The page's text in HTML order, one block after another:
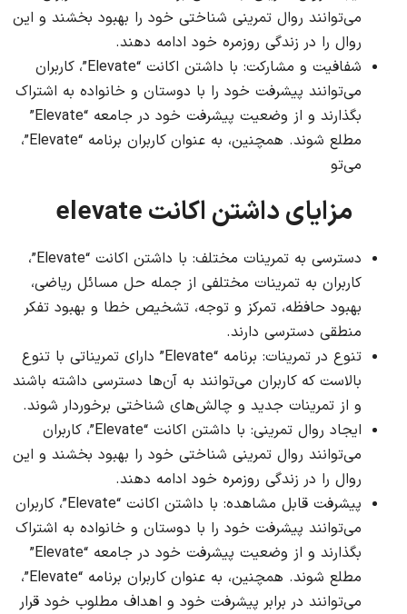
می‌توانند روال تمرینی شناختی خود را بهبود بخشند و این
روال را در زندگی روزمره خود ادامه دهند.
شفافیت و مشارکت: با داشتن اکانت “Elevate”، کاربران
می‌توانند پیشرفت خود را با دوستان و خانواده به اشتراک
بگذارند و از وضعیت پیشرفت خود در جامعه “Elevate”
مطلع شوند. همچنین، به عنوان کاربران برنامه “Elevate”،
می‌تو
مزایای داشتن اکانت elevate
دسترسی به تمرینات مختلف: با داشتن اکانت “Elevate”،
کاربران به تمرینات مختلفی از جمله حل مسائل ریاضی،
بهبود حافظه، تمرکز و توجه، تشخیص خطا و بهبود تفکر
منطقی دسترسی دارند.
تنوع در تمرینات: برنامه “Elevate” دارای تمریناتی با تنوع
بالاست که کاربران می‌توانند به آن‌ها دسترسی داشته باشند
و از تمرینات جدید و چالش‌های شناختی برخوردار شوند.
ایجاد روال تمرینی: با داشتن اکانت “Elevate”، کاربران
می‌توانند روال تمرینی شناختی خود را بهبود بخشند و این
روال را در زندگی روزمره خود ادامه دهند.
پیشرفت قابل مشاهده: با داشتن اکانت “Elevate”، کاربران
می‌توانند پیشرفت خود را با دوستان و خانواده به اشتراک
بگذارند و از وضعیت پیشرفت خود در جامعه “Elevate”
مطلع شوند. همچنین، به عنوان کاربران برنامه “Elevate”،
می‌توانند در برابر پیشرفت خود و اهداف مطلوب خود قرار